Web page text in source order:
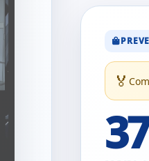
🏅